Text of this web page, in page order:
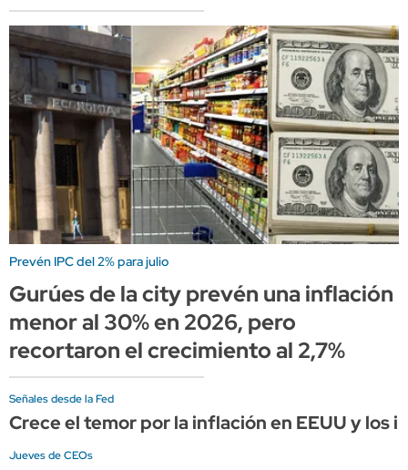
Prevén IPC del 2% para julio
Gurúes de la city prevén una inflación
menor al 30% en 2026, pero
recortaron el crecimiento al 2,7%
Señales desde la Fed
Crece el temor por la inflación en EEUU y los
Jueves de CEOs